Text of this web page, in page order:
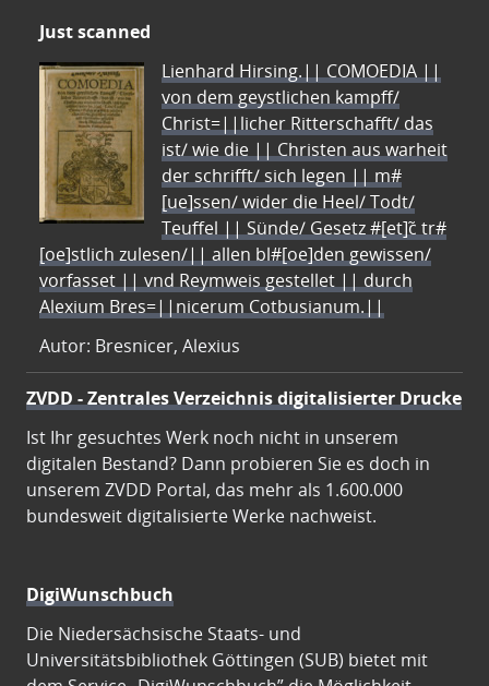
Just scanned
Lienhard Hirsing.|| COMOEDIA ||
von dem geystlichen kampff/
Christ=||licher Ritterschafft/ das
ist/ wie die || Christen aus warheit
der schrifft/ sich legen || m#
[ue]ssen/ wider die Heel/ Todt/
Teuffel || Sünde/ Gesetz #[et]c̃ tr#
[oe]stlich zulesen/|| allen bl#[oe]den gewissen/
vorfasset || vnd Reymweis gestellet || durch
Alexium Bres=||nicerum Cotbusianum.||
Autor: Bresnicer, Alexius
ZVDD - Zentrales Verzeichnis digitalisierter Drucke
Ist Ihr gesuchtes Werk noch nicht in unserem
digitalen Bestand? Dann probieren Sie es doch in
unserem ZVDD Portal, das mehr als 1.600.000
bundesweit digitalisierte Werke nachweist.
DigiWunschbuch
Die Niedersächsische Staats- und
Universitätsbibliothek Göttingen (SUB) bietet mit